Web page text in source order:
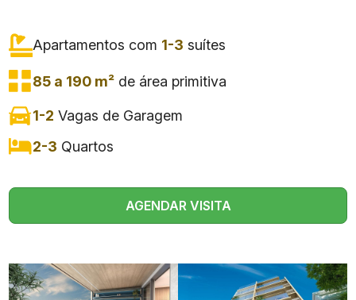
Apartamentos com 1-3 suítes
85 a 190 m² de área primitiva
1-2 Vagas de Garagem
2-3 Quartos
AGENDAR VISITA